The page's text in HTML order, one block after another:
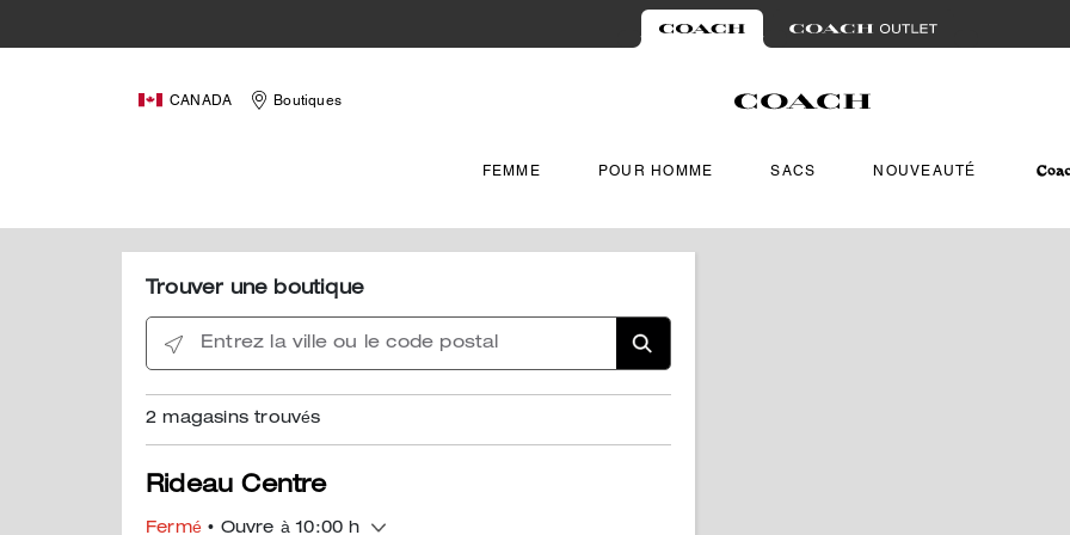
CANADA Boutiques
FEMME POUR HOMME SACS NOUVEAUTÉ
Trouver une boutique
Entrez la ville ou le code postal
2 magasins trouvés
Rideau Centre
Fermé • Ouvre à 10:00 h